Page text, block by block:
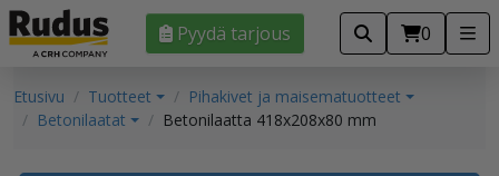
Pyydä tarjous 0
Etusivu Tuotteet
Pihakivet ja maisematuotteet
Betonilaatat
Betonilaatta 418x208x80 mm